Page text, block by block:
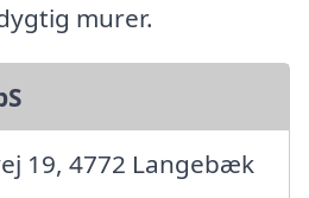
murer.
19, 4772 Langebæk